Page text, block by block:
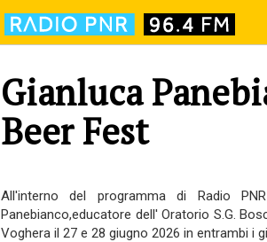
Gianluca
Beer Fest
All'interno del programma di Radio
Panebianco,educatore dell' Oratorio S.G.
Voghera il 27 e 28 giugno 2026 in entrambi i